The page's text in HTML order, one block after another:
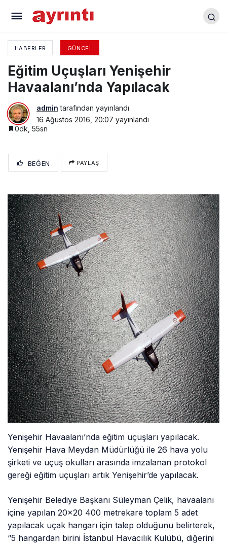
HABERLER GÜNCEL
Eğitim Uçuşları Yenişehir
Havaalanı’nda Yapılacak
admin tarafından yayınlandı
16 Ağustos 2016, 20:07 yayınlandı
0dk, 55sn
BEĞEN PAYLAŞ
Yenişehir Havaalanı’nda eğitim uçuşları yapılacak.
Yenişehir Hava Meydan Müdürlüğü ile 26 hava yolu
şirketi ve uçuş okulları arasında imzalanan protokol
gereği eğitim uçuşları artık Yenişehir’de yapılacak.
Yenişehir Belediye Başkanı Süleyman Çelik, havaalanı
içine yapılan 20×20 400 metrekare toplam 5 adet
yapılacak uçak hangarı için talep olduğunu belirterek,
“5 hangardan birini İstanbul Havacılık Kulübü, diğerini
2016 Hava Rallisi’nda İlk Durak Yenişehir’de
Havaalanı